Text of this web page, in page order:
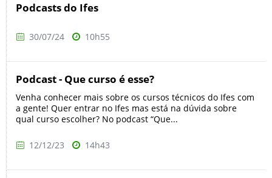
Podcasts do Ifes
30/07/24 10h55
Podcast - Que curso é esse?
Venha conhecer mais sobre os cursos técnicos do Ifes com
a gente! Quer entrar no Ifes mas está na dúvida sobre
qual curso escolher? No podcast “Que...
12/12/23 14h43